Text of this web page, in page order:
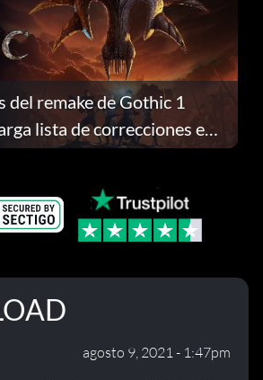
del remake de Gothic 1
lista de correcciones en
agosto 9, 2021 - 1:47pm